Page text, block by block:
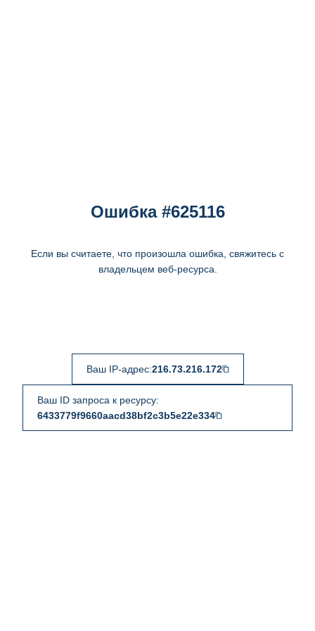
Ошибка #625116
Если вы считаете, что произошла ошибка, свяжитесь с
владельцем веб-ресурса.
Ваш IP-адрес:216.73.216.172
Ваш ID запроса к ресурсу:
6433779f9660aacd38bf2c3b5e22e334